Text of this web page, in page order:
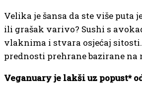
Velika je šansa da ste više puta
ili grašak varivo? Sushi s
vlaknima i stvara osjećaj sitosti.
prednosti prehrane bazirane
Veganuary je lakši uz popust*